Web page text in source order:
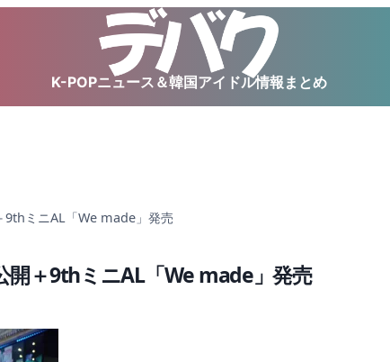
K-POPニュース＆韓国アイドル情報まとめ
ミニAL「We made」発売
開＋9thミニAL「We made」発売